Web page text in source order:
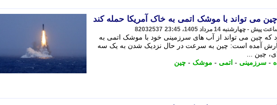
می تواند با موشک اتمی به خاک آمریکا حمله کند
82032537
که چین می تواند از آب های سرزمینی خود با موشک اتمی به
آمده است: چین به سرعت در حال نزدیک شدن به یک سه
چین ...
- سرزمینی - اتمی - موشک - چین